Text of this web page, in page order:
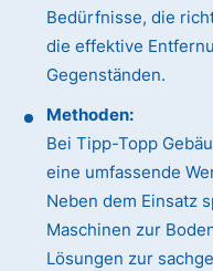
Bedürfnisse, die
die effektive
Gegenständen.
Methoden:
Bei Tipp-Topp
eine umfassende
Neben dem Einsatz
Maschinen zur
Lösungen zur